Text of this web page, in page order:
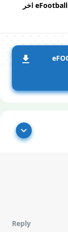
التحميل تحميل باتش بيس موبايل 2026 eFootball اخر
Reply